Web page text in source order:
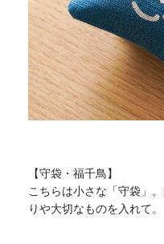
【守袋・福千鳥】
こちらは小さな「守袋」
りや大切なものを入れて。